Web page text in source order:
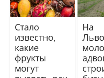
Стало
известно,
какие
фрукты
могут
На